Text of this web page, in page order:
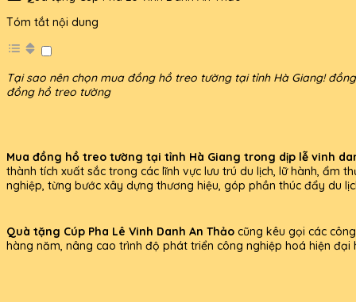
Tóm tắt nội dung
Tại sao nên chọn mua đồng hồ treo tường tại tỉnh Hà Giang!
đồng hồ treo tường
Mua đồng hồ treo tường tại tỉnh Hà Giang trong dịp lễ vinh
thành tích xuất sắc trong các lĩnh vực lưu trú du lịch, lữ hành, ẩm
nghiệp, từng bước xây dựng thương hiệu, góp phần thúc đẩy du
Quà tặng Cúp Pha Lê Vinh Danh An Thảo cũng kêu gọi các
hàng năm, nâng cao trình độ phát triển công nghiệp hoá hiện đại